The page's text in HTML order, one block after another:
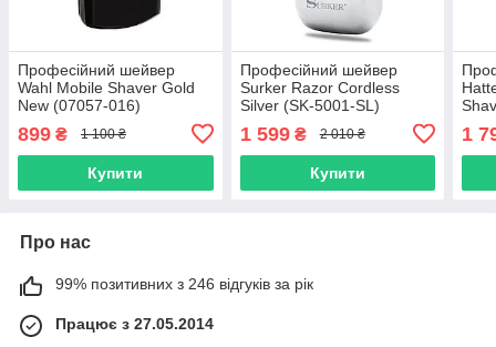
Професійний шейвер
Wahl Mobile Shaver Gold
New (07057-016)
899 ₴ 1 100 ₴
Купити
Професійний шейвер
Surker Razor Cordless
Silver (SK-5001-SL)
1 599₴ 2 010 ₴
Купити
1
Про нас
99% позитивних з 246 відгуків за рік
Працює з 27.05.2014